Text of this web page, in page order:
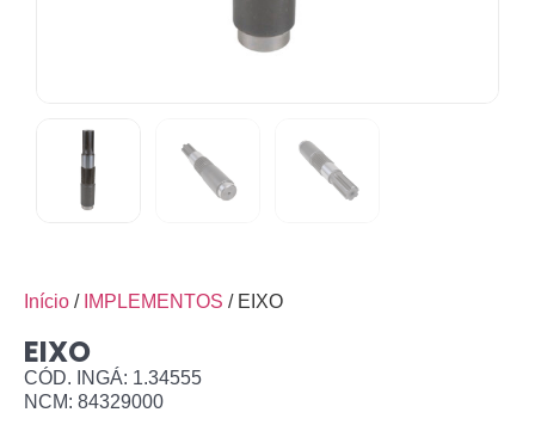
Início / IMPLEMENTOS / EIXO
EIXO
CÓD. INGÁ: 1.34555
NCM: 84329000